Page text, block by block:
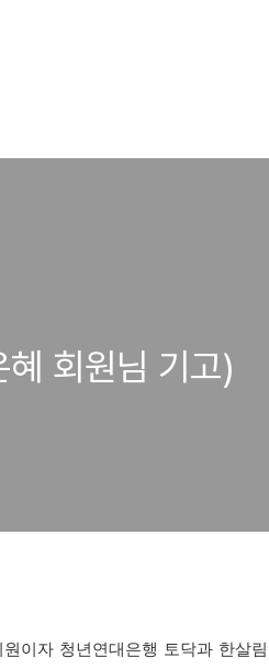
회원님 기고)
이자 청년연대은행 토닥과 한살림